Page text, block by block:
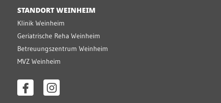
STANDORT WEINHEIM
Klinik Weinheim
Geriatrische Reha Weinheim
Betreuungszentrum Weinheim
MVZ Weinheim